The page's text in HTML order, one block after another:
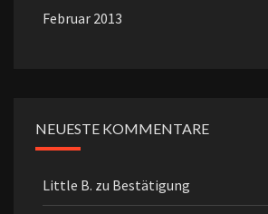
Februar 2013
NEUESTE KOMMENTARE
Little B. zu Bestätigung